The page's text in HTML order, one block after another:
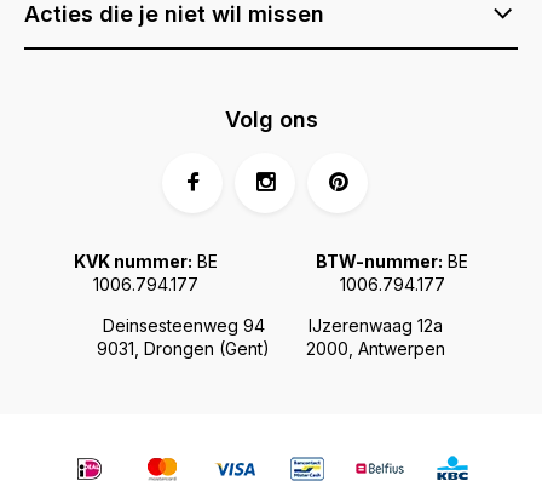
Acties die je niet wil missen
Deinsesteenweg 94
9031, Drongen (Gent)
IJzerenwaag 12a
2000, Antwerpen
KVK nummer: BE
1006.794.177
BTW-nummer: BE
1006.794.177
Volg ons